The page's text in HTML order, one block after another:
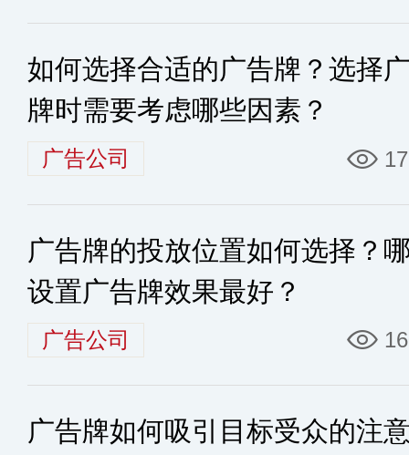
如何选择合适的广告牌？选择
牌时需要考虑哪些因素？
广告公司
广告牌的投放位置如何选择？
设置广告牌效果最好？
广告公司
广告牌如何吸引目标受众的注